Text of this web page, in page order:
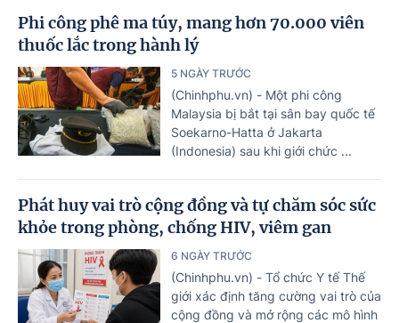
Phi công phê ma túy, mang hơn 70.000 viên
thuốc lắc trong hành lý
5 NGÀY TRƯỚC
(Chinhphu.vn) - Một phi công
Malaysia bị bắt tại sân bay quốc tế
Soekarno-Hatta ở Jakarta
(Indonesia) sau khi giới chức ...
Phát huy vai trò cộng đồng và tự chăm sóc sức
khỏe trong phòng, chống HIV, viêm gan
6 NGÀY TRƯỚC
(Chinhphu.vn) - Tổ chức Y tế Thế
giới xác định tăng cường vai trò của
cộng đồng và mở rộng các mô hình